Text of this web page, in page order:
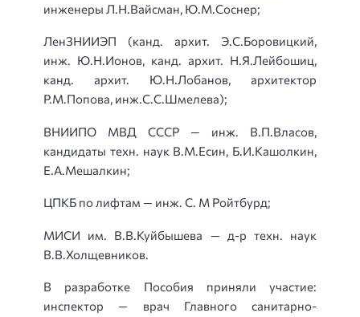
инженеры Л.Н.Вайсман, Ю.М.Соснер;
ЛенЗНИИЭП (канд. архит. Э.С.Боровицкий,
инж. Ю.Н.Ионов, канд. архит. Н.Я.Лейбошиц,
канд. архит. Ю.Н.Лобанов, архитектор
Р.М.Попова, инж.С.С.Шмелева);
ВНИИПО МВД СССР — инж. В.П.Власов,
кандидаты техн. наук В.М.Есин, Б.И.Кашолкин,
Е.А.Мешалкин;
ЦПКБ по лифтам — инж. С. М Ройтбурд;
МИСИ им. В.В.Куйбышева — д-р техн. наук
В.В.Холщевников.
В разработке Пособия приняли участие:
инспектор — врач Главного санитарно-